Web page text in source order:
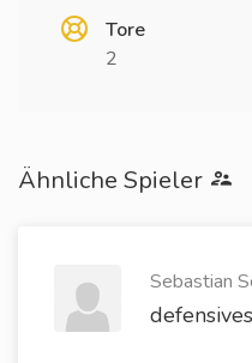
Tore
2
Ähnliche Spieler
Sebastian